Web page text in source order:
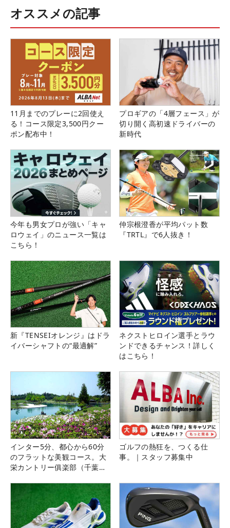
オススメの記事
11月までのプレーに2回使え
る！コース限定3,500円クー
ポン配布中！
プロギアの「4層フェース」が
切り開く高初速ドライバーの
新時代
今年も男女プロが強い「キャ
ロウェイ」のニュース一覧は
こちら！
仲宗根澄香が平均パット数
『TRTL』で6人抜き！
新『TENSEIオレンジ』はドラ
イバーシャフトの“最適解”
ネクストヒロイン選手とラウ
ンドできるチャンス！詳しく
はこちら！
インター5分、都心から60分
のフラットな美観コース。大
栄カントリー俱楽部（千葉
ゴルフの熱狂を、つくる仕
事。｜スタッフ募集中